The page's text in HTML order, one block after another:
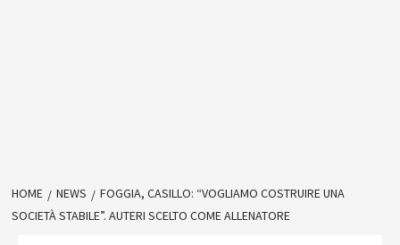
HOME NEWS
FOGGIA, CASILLO: “VOGLIAMO COSTRUIRE UNA
SOCIETÀ STABILE”. AUTERI SCELTO COME ALLENATORE